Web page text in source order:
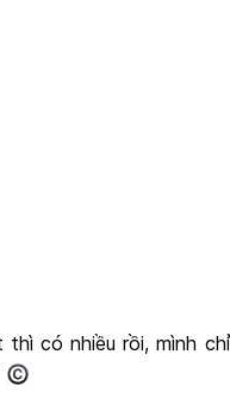
có nhiều rồi, mình